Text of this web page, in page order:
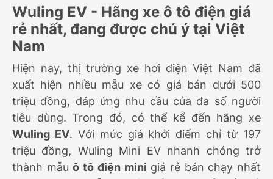
Wuling EV - Hãng xe ô tô điện giá
rẻ nhất, đang được chú ý tại Việt
Nam
Hiện nay, thị trường xe hơi điện Việt Nam đã
xuất hiện nhiều mẫu xe có giá bán dưới 500
triệu đồng, đáp ứng nhu cầu của đa số người
tiêu dùng. Trong đó, có thể kể đến hãng xe
Wuling EV. Với mức giá khởi điểm chỉ từ 197
triệu đồng, Wuling Mini EV nhanh chóng trở
thành mẫuô tô điện mini giá rẻ bán chạy nhất